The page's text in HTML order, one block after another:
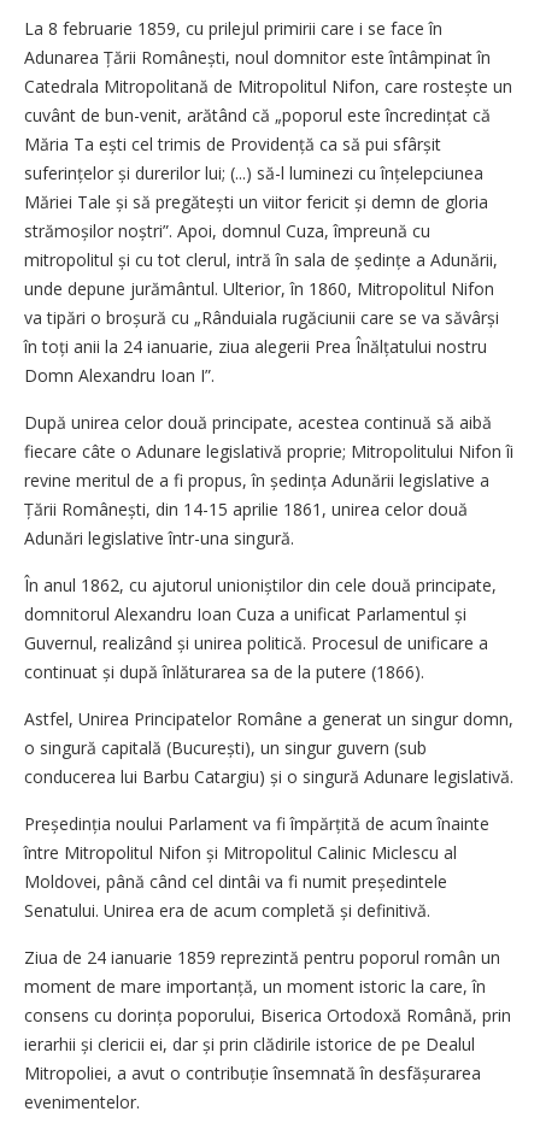
La 8 februarie 1859, cu prilejul primirii care i se face în
Adunarea Țării Românești, noul domnitor este întâmpinat în
Catedrala Mitropolitană de Mitropolitul Nifon, care ros­tește un
cuvânt de bun-venit, arătând că „poporul este încredințat că
Măria Ta ești cel trimis de Pro­vi­dență ca să pui sfârșit
suferințelor și durerilor lui; (...) să-l luminezi cu înțelepciunea
Măriei Tale și să pre­gătești un viitor fericit și demn de gloria
strămoșilor noștri”. Apoi, domnul Cuza, împreună cu
mitropolitul și cu tot clerul, intră în sala de ședințe a Adunării,
unde depune jurământul. Ulterior, în 1860, Mitropolitul Nifon
va tipări o broșură cu „Rânduiala rugăciunii care se va săvârși
în toți anii la 24 ianuarie, ziua alegerii Prea Înălțatului nostru
Domn Alexandru Ioan I”.
După unirea celor două principate, acestea continuă să aibă
fiecare câte o Adunare legislativă proprie; Mitropolitului Nifon îi
revine meritul de a fi propus, în ședința Adunării legislative a
Țării Româ­nești, din 14-15 aprilie 1861, unirea celor două
Adunări legislative într-una singură.
În anul 1862, cu ajutorul unioniș­tilor din cele două principate,
domnitorul Alexandru Ioan Cuza a unificat Parlamentul și
Guvernul, realizând și unirea politică. Procesul de unificare a
continuat și după înlăturarea sa de la putere (1866).
Astfel, Unirea Principatelor Române a generat un singur domn,
o singură capitală (București), un singur guvern (sub
conducerea lui Barbu Catargiu) și o singură Adunare legislativă.
Președinția noului Parlament va fi împărțită de acum înainte
între Mitropolitul Nifon și Mitropolitul Calinic Miclescu al
Moldovei, până când cel dintâi va fi numit preșe­dintele
Senatului. Unirea era de acum completă și definitivă.
Ziua de 24 ianuarie 1859 reprezintă pentru poporul român un
moment de mare importanță, un moment istoric la care, în
consens cu dorința poporului, Biserica Ortodoxă Română, prin
ierarhii și clericii ei, dar și prin clădirile istorice de pe Dealul
Mitropoliei, a avut o contri­buție însemnată în desfășurarea
evenimentelor.